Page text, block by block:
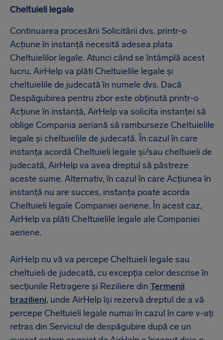
Cheltuieli legale
Continuarea procesării Solicitării dvs. printr-o
Acțiune în instanță necesită adesea plata
Cheltuielilor legale. Atunci când se întâmplă acest
lucru, AirHelp va plăti Cheltuielile legale și
cheltuielile de judecată în numele dvs. Dacă
Despăgubirea pentru zbor este obținută printr-o
Acțiune în instanță, AirHelp va solicita instanței să
oblige Compania aeriană să ramburseze Cheltuielile
legale și cheltuielile de judecată. În cazul în care
instanța acordă Cheltuieli legale și/sau cheltuieli de
judecată, AirHelp va avea dreptul să păstreze
aceste sume. Alternativ, în cazul în care Acțiunea în
instanță nu are succes, instanța poate acorda
Cheltuieli legale Companiei aeriene. În acest caz,
AirHelp va plăti Cheltuielile legale ale Companiei
aeriene.
AirHelp nu vă va percepe Cheltuieli legale sau
cheltuieli de judecată, cu excepția celor descrise în
secțiunile Retragere și Reziliere din Termenii
brazilieni, unde AirHelp își rezervă dreptul de a vă
percepe Cheltuieli legale numai în cazul în care v-ați
retras din Serviciul de despăgubire după ce un